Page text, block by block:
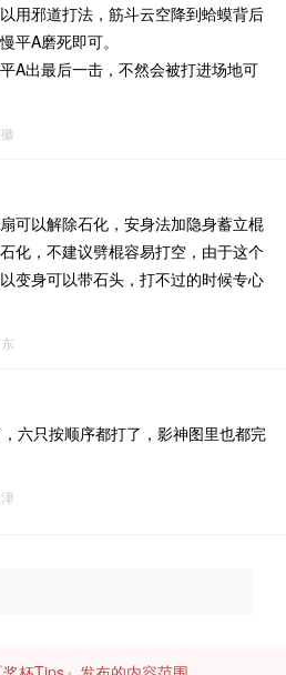
用邪道打法，筋斗云空降到蛤蟆背后
平A磨死即可。
A出最后一击，不然会被打进场地可
可以解除石化，安身法加隐身蓄立棍
化，不建议劈棍容易打空，由于这个
变身可以带石头，打不过的时候专心
六只按顺序都打了，影神图里也都完